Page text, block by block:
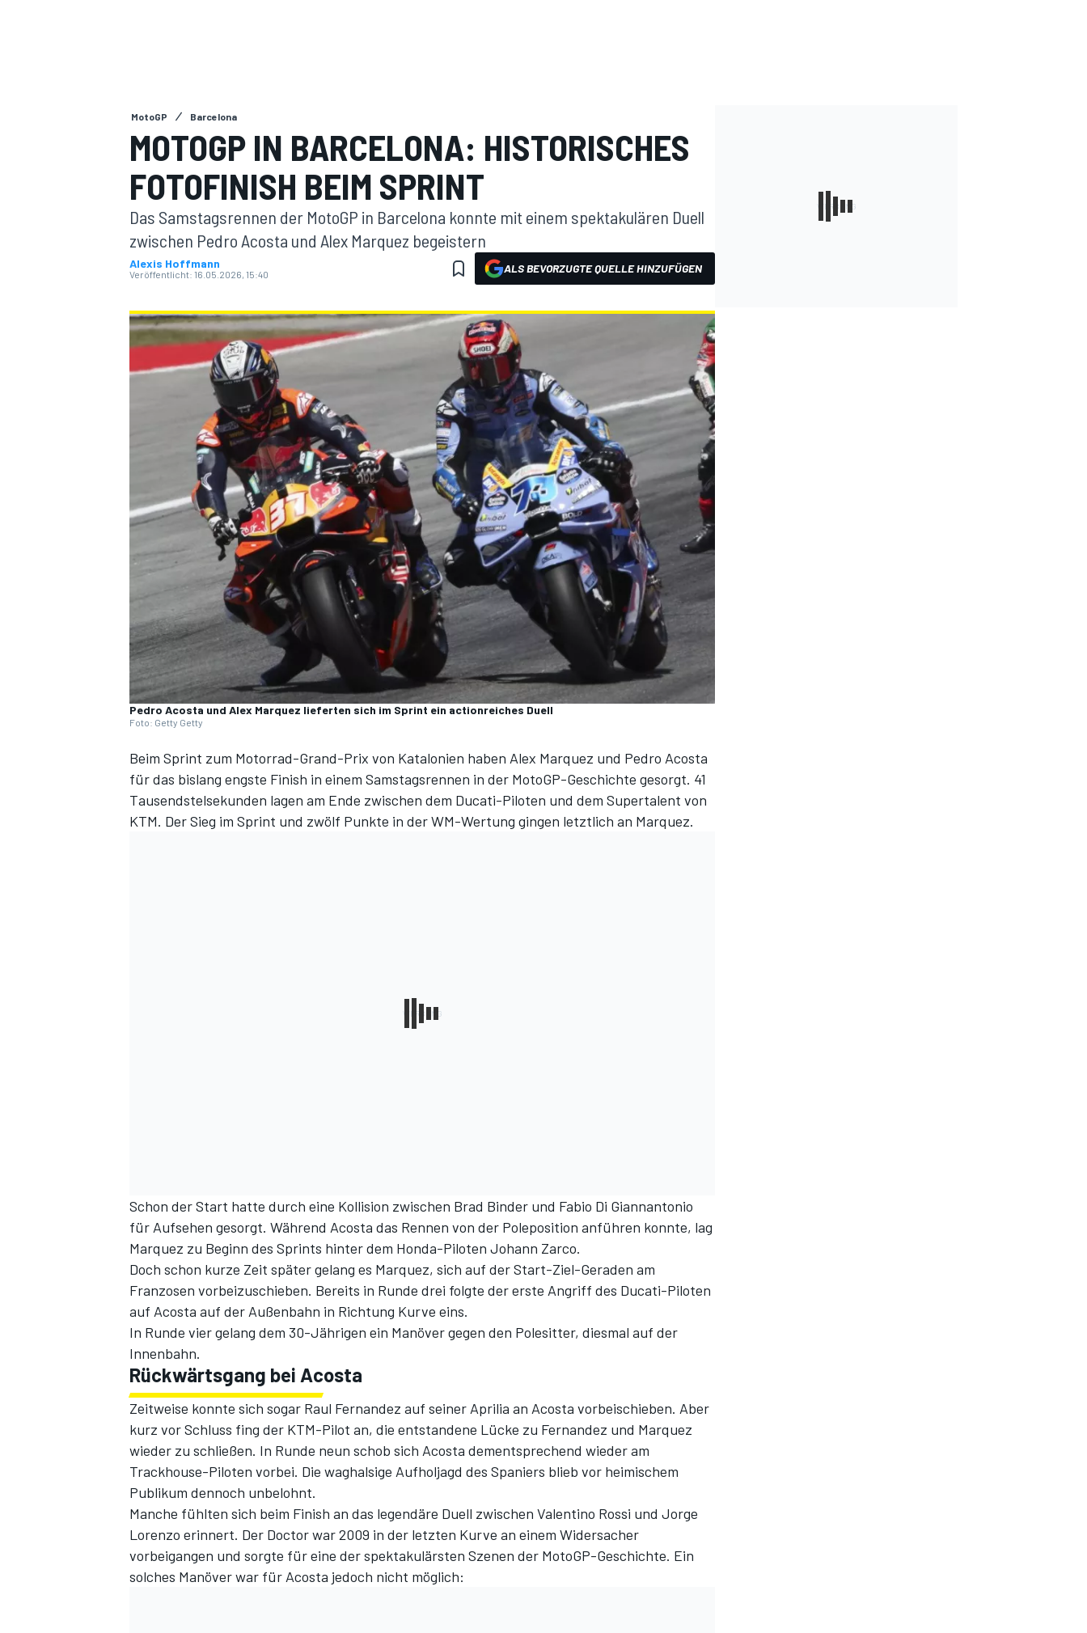
MOTOGP
SPORTWAGEN
MotoGP Barcelona
MOTOGP IN BARCELONA: HISTORISCHES
FOTOFINISH BEIM SPRINT
Das Samstagsrennen der MotoGP in Barcelona konnte mit einem spektakulären Duell
zwischen Pedro Acosta und Alex Marquez begeistern
Alexis Hoffmann
Veröffentlicht: 16.05.2026, 15:40 ALS BEVORZUGTE QUELLE HINZUFÜGEN
Pedro Acosta und Alex Marquez lieferten sich im Sprint ein actionreiches Duell
Foto: Getty Getty
Beim Sprint zum Motorrad-Grand-Prix von Katalonien haben Alex Marquez und Pedro Acosta
für das bislang engste Finish in einem Samstagsrennen in der MotoGP-Geschichte gesorgt. 41
Tausendstelsekunden lagen am Ende zwischen dem Ducati-Piloten und dem Supertalent von
KTM. Der Sieg im Sprint und zwölf Punkte in derWM-Wertung gingen letztlich an Marquez.
Schon der Start hatte durch eine Kollision zwischen Brad Binder und Fabio Di Giannantonio
für Aufsehen gesorgt. Während Acosta das Rennen von der Poleposition anführen konnte, lag
Marquez zu Beginn des Sprints hinter dem Honda-Piloten Johann Zarco.
Doch schon kurze Zeit später gelang es Marquez, sich auf der Start-Ziel-Geraden am
Franzosen vorbeizuschieben. Bereits in Runde drei folgte der erste Angriff des Ducati-Piloten
auf Acosta auf der Außenbahn in Richtung Kurve eins.
In Runde vier gelang dem 30-Jährigen ein Manöver gegen den Polesitter, diesmal auf der
Innenbahn.
Rückwärtsgang bei Acosta
Zeitweise konnte sich sogar Raul Fernandez auf seiner Aprilia an Acosta vorbeischieben. Aber
kurz vor Schluss fing der KTM-Pilot an, die entstandene Lücke zu Fernandez und Marquez
wieder zu schließen. In Runde neun schob sich Acosta dementsprechend wieder am
Trackhouse-Piloten vorbei. Die waghalsige Aufholjagd des Spaniers blieb vor heimischem
Publikum dennoch unbelohnt.
Manche fühlten sich beim Finish an das legendäre Duell zwischen Valentino Rossi und Jorge
Lorenzo erinnert. Der Doctor war 2009 in der letzten Kurve an einem Widersacher
vorbeigangen und sorgte für eine der spektakulärsten Szenen der MotoGP-Geschichte. Ein
solches Manöver war für Acosta jedoch nicht möglich: